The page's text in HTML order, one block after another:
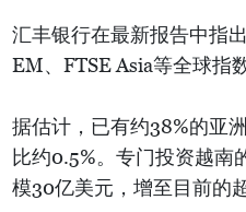
汇丰银行在最新报告中指
EM、FTSE Asia等全球指
据估计，已有约38%的亚
比约0.5%。专门投资越南
模30亿美元，增至目前的